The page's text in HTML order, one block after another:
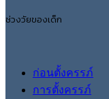
ช่วงวัยของเด็ก
ก่อนตั้งครรภ์
การตั้งครรภ์